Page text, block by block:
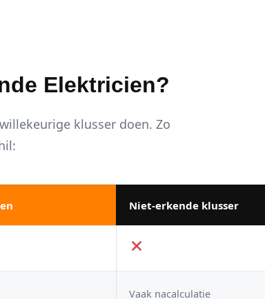
Elektricien?
klusser doen. Zo
Niet-erkende klusser
Vaak nacalculatie